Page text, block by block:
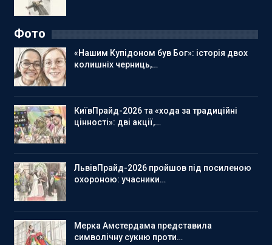
Фото
«Нашим Купідоном був Бог»: історія двох
колишніх черниць,…
КиївПрайд-2026 та «хода за традиційні
цінності»: дві акції,…
ЛьвівПрайд-2026 пройшов під посиленою
охороною: учасники…
Мерка Амстердама представила
символічну сукню проти…